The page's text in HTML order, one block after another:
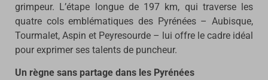
grimpeur. L’étape longue de 197 km, qui traverse les
quatre cols emblématiques des Pyrénées – Aubisque,
Tourmalet, Aspin et Peyresourde – lui offre le cadre idéal
pour exprimer ses talents de puncheur.
Un règne sans partage dans les Pyrénées